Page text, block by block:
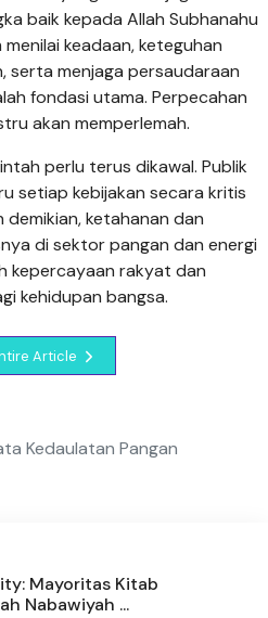
baik kepada Allah Subhanahu
menilai keadaan, keteguhan
serta menjaga persaudaraan
fondasi utama. Perpecahan
akan memperlemah.
perlu terus dikawal. Publik
setiap kebijakan secara kritis
ketahanan dan
di sektor pangan dan energi
kepercayaan rakyat dan
kehidupan bangsa.
Article
Kedaulatan Pangan
Mayoritas Kitab
Nabawiyah ...